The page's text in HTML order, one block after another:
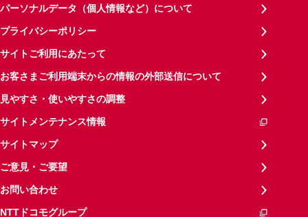
パーソナルデータ（個人情報など）について
プライバシーポリシー
サイトご利用にあたって
お客さまご利用端末からの情報の外部送信について
見やすさ・使いやすさの調整
サイトメンテナンス情報
サイトマップ
ご意見・ご要望
お問い合わせ
NTTドコモグループ